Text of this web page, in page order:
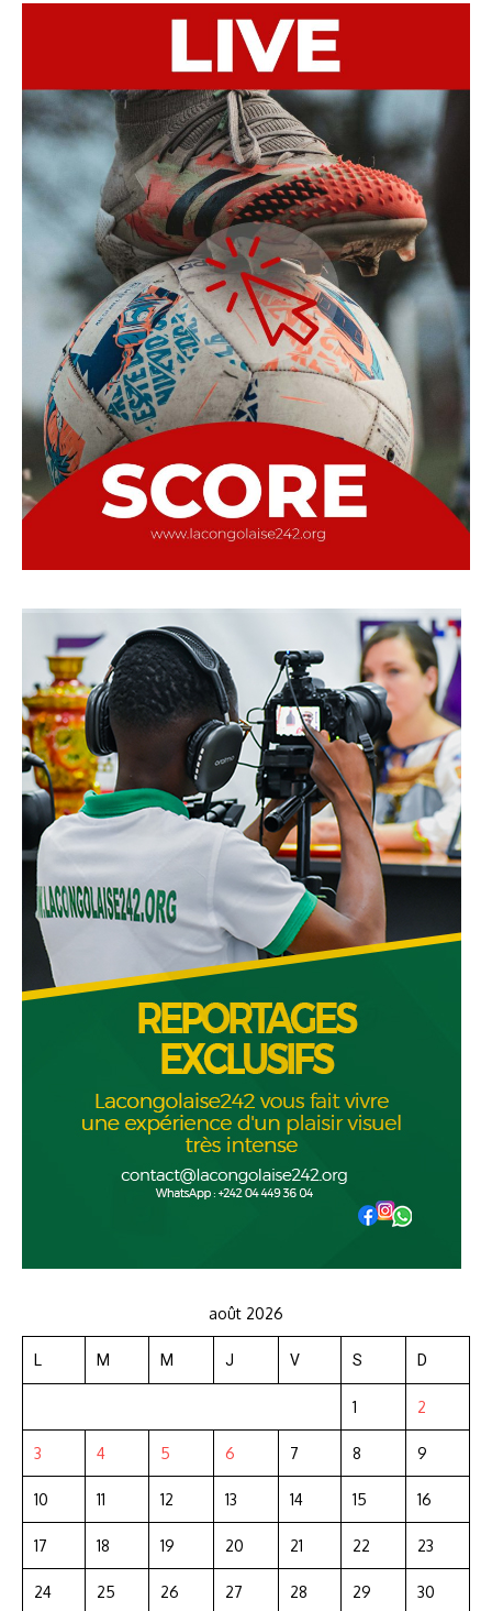
août 2026
L M M J V S D
1 2
3 4 5 6 7 8 9
10 11 12 13 14 15 16
17 18 19 20 21 22 23
24 25 26 27 28 29 30